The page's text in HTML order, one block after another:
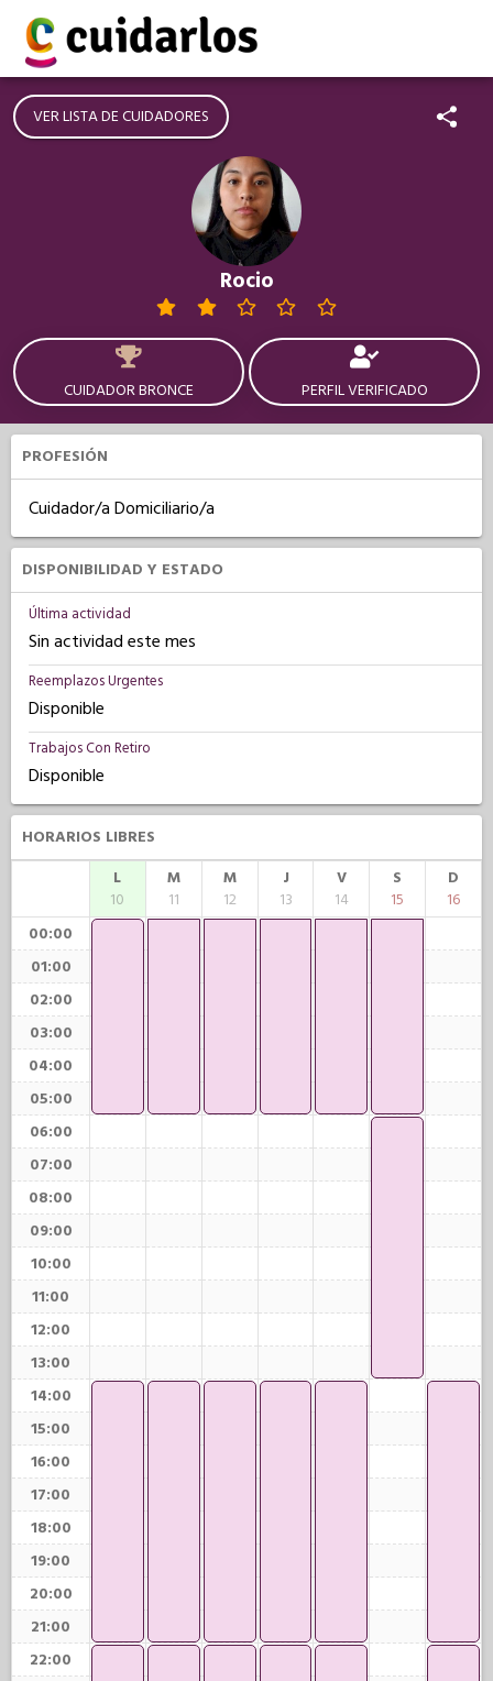
VER LISTA DE CUIDADORES
Rocio
CUIDADOR BRONCE PERFIL VERIFICADO
PROFESIÓN
Cuidador/a Domiciliario/a
DISPONIBILIDAD Y ESTADO
Última actividad
Sin actividad este mes
Reemplazos Urgentes
Disponible
Trabajos Con Retiro
Disponible
HORARIOS LIBRES
L
10
M
11
M
12
J
13
V
14
S
15
D
16
00:00
01:00
02:00
03:00
04:00
05:00
06:00
07:00
08:00
09:00
10:00
11:00
12:00
13:00
14:00
15:00
16:00
17:00
18:00
19:00
20:00
21:00
22:00